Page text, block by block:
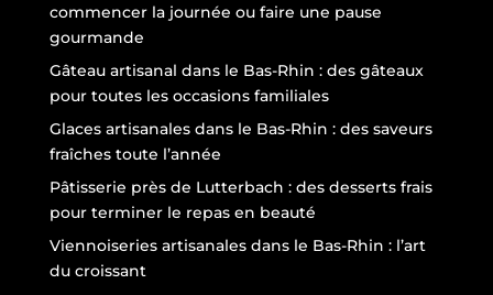
commencer la journée ou faire une pause
gourmande
Gâteau artisanal dans le Bas-Rhin : des gâteaux
pour toutes les occasions familiales
Glaces artisanales dans le Bas-Rhin : des saveurs
fraîches toute l’année
Pâtisserie près de Lutterbach : des desserts frais
pour terminer le repas en beauté
Viennoiseries artisanales dans le Bas-Rhin : l’art
du croissant